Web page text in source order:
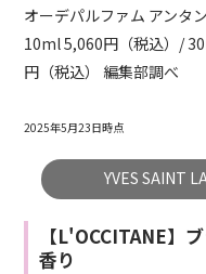
オーデパルファム アンタン
10ml 5,060円（税込）/
円（税込） 編集部調べ
2025年5月23日時点
YVES SAINT
【L'OCCITANE】
香り